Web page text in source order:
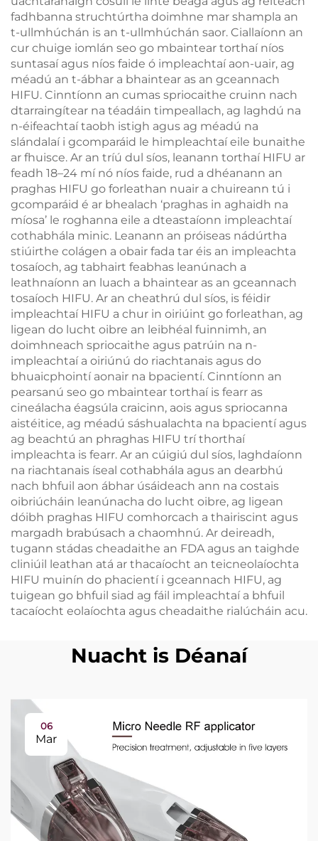
fadhbanna struchtúrtha doimhne mar shampla an
t-ullmhúchán is an t-ullmhúchán saor. Ciallaíonn an
cur chuige iomlán seo go mbaintear torthaí níos
suntasaí agus níos faide ó impleachtaí aon-uair, ag
méadú an t-ábhar a bhaintear as an gceannach
HIFU. Cinntíonn an cumas spriocaithe cruinn nach
dtarraingítear na téadáin timpeallach, ag laghdú na
n-éifeachtaí taobh istigh agus ag méadú na
slándalaí i gcomparáid le himpleachtaí eile bunaithe
ar fhuisce. Ar an tríú dul síos, leanann torthaí HIFU ar
feadh 18–24 mí nó níos faide, rud a dhéanann an
praghas HIFU go forleathan nuair a chuireann tú i
gcomparáid é ar bhealach ‘praghas in aghaidh na
míosa’ le roghanna eile a dteastaíonn impleachtaí
cothabhála minic. Leanann an próiseas nádúrtha
stiúirthe colágen a obair fada tar éis an impleachta
tosaíoch, ag tabhairt feabhas leanúnach a
leathnaíonn an luach a bhaintear as an gceannach
tosaíoch HIFU. Ar an cheathrú dul síos, is féidir
impleachtaí HIFU a chur in oiriúint go forleathan, ag
ligean do lucht oibre an leibhéal fuinnimh, an
doimhneach spriocaithe agus patrúin na n-
impleachtaí a oiriúnú do riachtanais agus do
bhuaicphointí aonair na bpacientí. Cinntíonn an
pearsanú seo go mbaintear torthaí is fearr as
cineálacha éagsúla craicinn, aois agus spriocanna
aistéitice, ag méadú sáshualachta na bpacientí agus
ag beachtú an phraghas HIFU trí thorthaí
impleachta is fearr. Ar an cúigiú dul síos, laghdaíonn
na riachtanais íseal cothabhála agus an dearbhú
nach bhfuil aon ábhar úsáideach ann na costais
oibriúcháin leanúnacha do lucht oibre, ag ligean
dóibh praghas HIFU comhorcach a thairiscint agus
margadh brabúsach a chaomhnú. Ar deireadh,
tugann stádas cheadaithe an FDA agus an taighde
cliniúil leathan atá ar thacaíocht an teicneolaíochta
HIFU muinín do phacientí i gceannach HIFU, ag
tuigean go bhfuil siad ag fáil impleachtaí a bhfuil
tacaíocht eolaíochta agus cheadaithe rialúcháin acu.
Nuacht is Déanaí
06
Mar